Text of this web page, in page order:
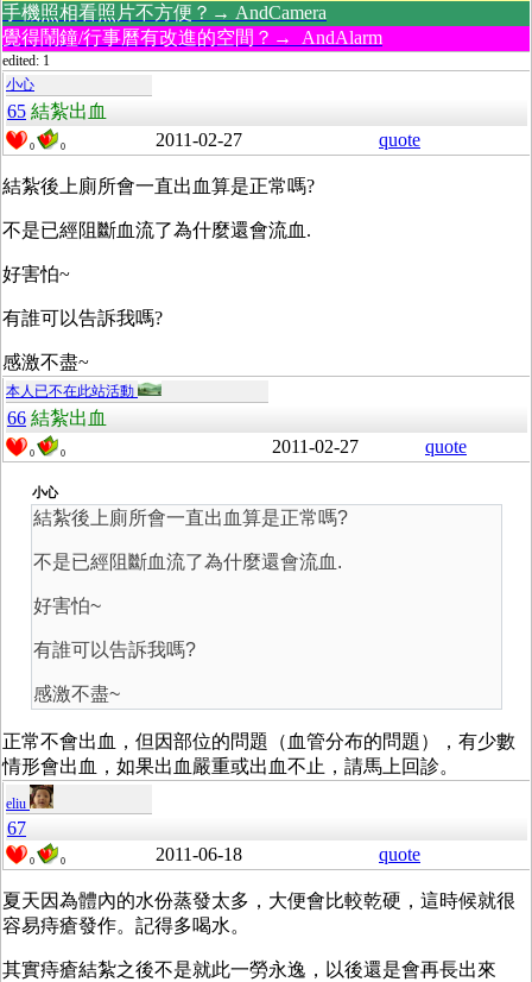
手機照相看照片不方便？→ AndCamera
覺得鬧鐘/行事曆有改進的空間？→ AndAlarm
edited: 1
小心
65 結紮出血
0 0 2011-02-27 quote
結紮後上廁所會一直出血算是正常嗎?
不是已經阻斷血流了為什麼還會流血.
好害怕~
有誰可以告訴我嗎?
感激不盡~
本人已不在此站活動
66 結紮出血
0 0 2011-02-27 quote
小心
結紮後上廁所會一直出血算是正常嗎?
不是已經阻斷血流了為什麼還會流血.
好害怕~
有誰可以告訴我嗎?
感激不盡~
正常不會出血，但因部位的問題（血管分布的問題），有少數
情形會出血，如果出血嚴重或出血不止，請馬上回診。
eliu
67
0 0 2011-06-18 quote
夏天因為體內的水份蒸發太多，大便會比較乾硬，這時候就很
容易痔瘡發作。記得多喝水。
其實痔瘡結紮之後不是就此一勞永逸，以後還是會再長出來